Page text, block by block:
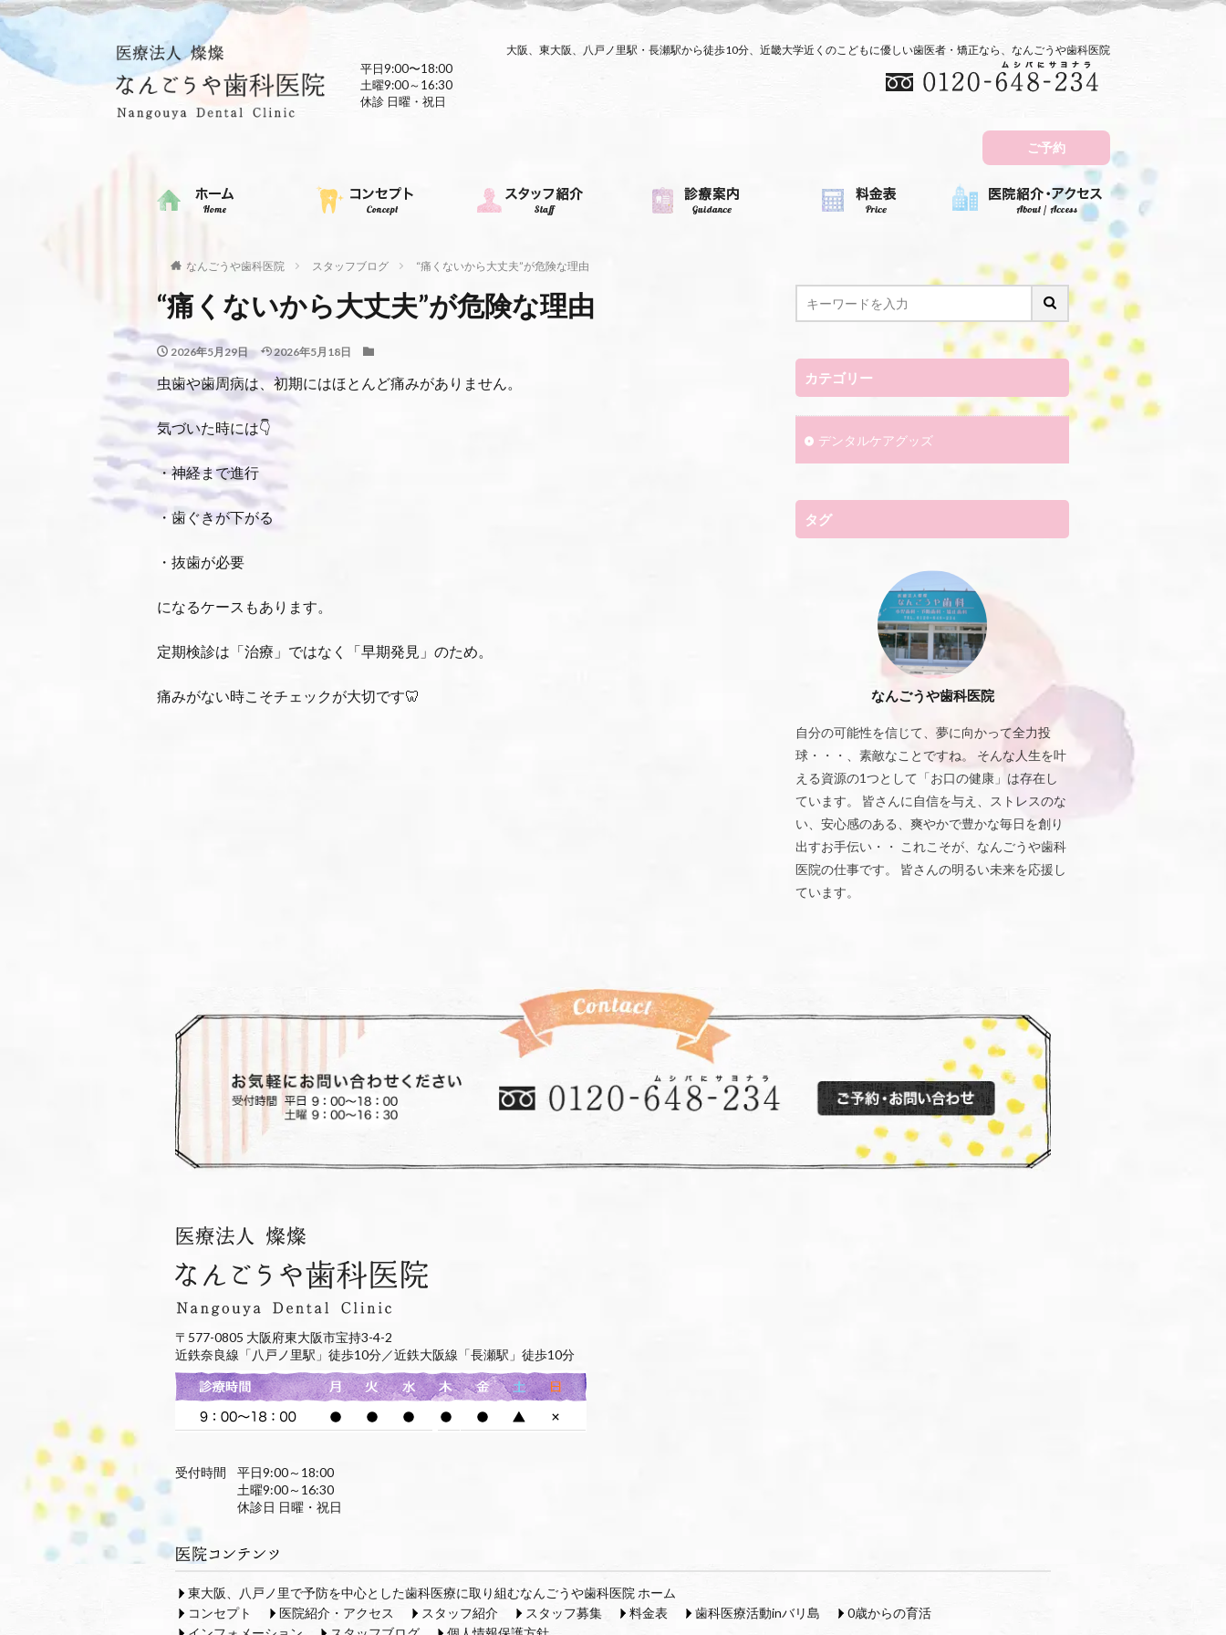
大阪、東大阪、八戸ノ里駅・長瀬駅から徒歩10分、近畿大学近くのこどもに優しい歯医者・矯正なら、なんごうや歯科医院
平日9:00〜18:00
土曜9:00～16:30
休診 日曜・祝日
ご予約
なんごうや歯科医院 スタッフブログ “痛くないから大丈夫”が危険な理由
“痛くないから大丈夫”が危険な理由
2026年5月29日 2026年5月18日
虫歯や歯周病は、初期にはほとんど痛みがありません。
気づいた時には👇
・神経まで進行
・歯ぐきが下がる
・抜歯が必要
になるケースもあります。
定期検診は「治療」ではなく「早期発見」のため。
痛みがない時こそチェックが大切です🦷
カテゴリー
デンタルケアグッズ
タグ
なんごうや歯科医院
自分の可能性を信じて、夢に向かって全力投
球・・・、素敵なことですね。 そんな人生を叶
える資源の1つとして「お口の健康」は存在し
ています。 皆さんに自信を与え、ストレスのな
い、安心感のある、爽やかで豊かな毎日を創り
出すお手伝い・・ これこそが、なんごうや歯科
医院の仕事です。 皆さんの明るい未来を応援し
ています。
〒577-0805 大阪府東大阪市宝持3-4-2
近鉄奈良線「八戸ノ里駅」徒歩10分／近鉄大阪線「長瀬駅」徒歩10分
受付時間
平日9:00～18:00
土曜9:00～16:30
休診日 日曜・祝日
東大阪、八戸ノ里で予防を中心とした歯科医療に取り組むなんごうや歯科医院 ホーム
コンセプト
医院紹介・アクセス スタッフ紹介 スタッフ募集 料金表 歯科医療活動inバリ島
0歳からの育活